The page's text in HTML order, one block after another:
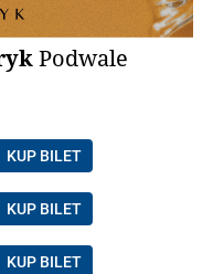
Podwale
KUP BILET
KUP BILET
KUP BILET